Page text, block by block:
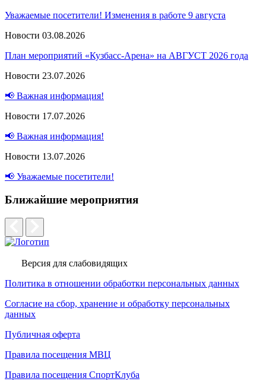
Уважаемые посетители! Изменения в работе 9 августа
Новости 03.08.2026
План мероприятий «Кузбасс-Арена» на АВГУСТ 2026 года
Новости 23.07.2026
📢 Важная информация!
Новости 17.07.2026
📢 Важная информация!
Новости 13.07.2026
📢 Уважаемые посетители!
Ближайшие мероприятия
Версия для слабовидящих
Политика в отношении обработки персональных данных
Согласие на сбор, хранение и обработку персональных
данных
Публичная оферта
Правила посещения МВЦ
Правила посещения СпортКлуба